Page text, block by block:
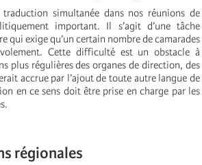
traduction simultanée dans nos réunions de
important. Il s’agit d’une tâche
qui exige qu’un certain nombre de camarades
Cette difficulté est un obstacle à
plus régulières des organes de direction, des
accrue par l’ajout de toute autre langue de
en ce sens doit être prise en charge par les
régionales